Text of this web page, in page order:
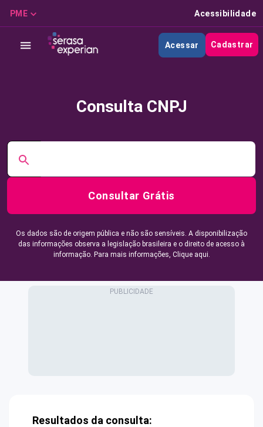
PME Acessibilidade
Acessar Cadastrar
Consulta CNPJ
Consultar Grátis
Os dados são de origem pública e não são sensíveis. A disponibilização
das informações observa a legislação brasileira e o direito de acesso à
informação. Para mais informações, Clique aqui.
Resultados da consulta: